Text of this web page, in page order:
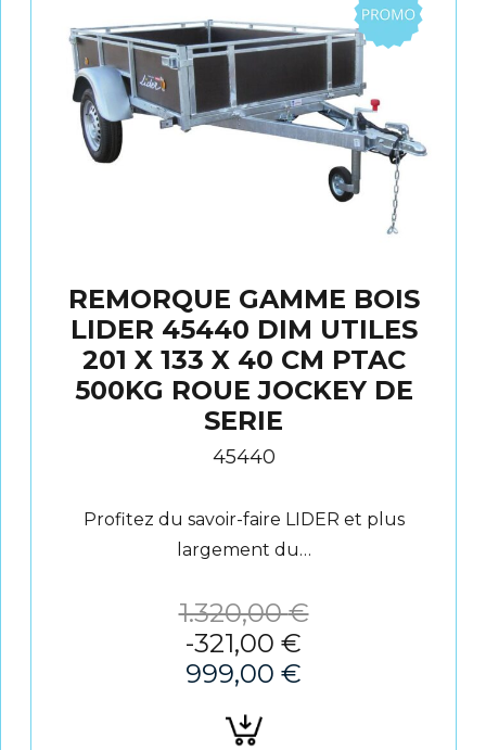
REMORQUE GAMME BOIS
LIDER 45440 DIM UTILES
201 X 133 X 40 CM PTAC
500KG ROUE JOCKEY DE
SERIE
45440
Profitez du savoir-faire LIDER et plus
largement du…
1.320,00€
-321,00 €
999,00 €
Ajouter
au